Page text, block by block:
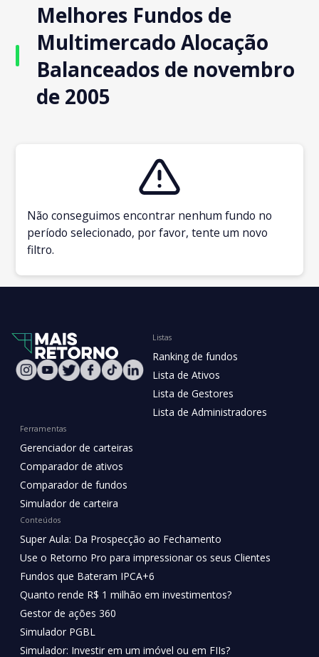
Melhores Fundos de
Multimercado Alocação
Balanceados de novembro
de 2005
Não conseguimos encontrar nenhum fundo no
período selecionado, por favor, tente um novo
filtro.
Listas
Ranking de fundos
Lista de Ativos
Lista de Gestores
Lista de Administradores
Ferramentas
Gerenciador de carteiras
Comparador de ativos
Comparador de fundos
Simulador de carteira
Conteúdos
Super Aula: Da Prospecção ao Fechamento
Use o Retorno Pro para impressionar os seus Clientes
Fundos que Bateram IPCA+6
Quanto rende R$ 1 milhão em investimentos?
Gestor de ações 360
Simulador PGBL
Simulador: Investir em um imóvel ou em FIIs?